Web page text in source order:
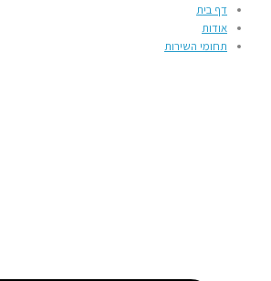
דף בית
אודות
תחומי השירות